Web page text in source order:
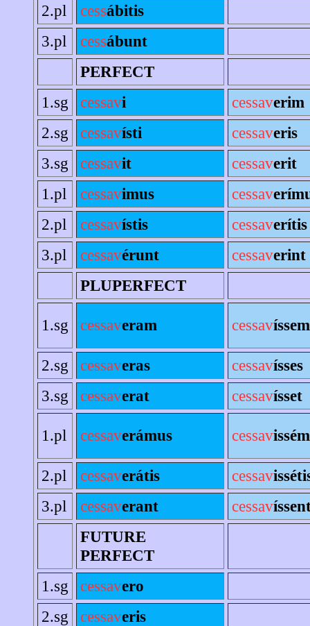
2.pl
cessábitis
3.pl
cessábunt
PERFECT
1.sg
cessavi cessaverim
2.sg
cessavísti cessaveris
3.sg
cessavit cessaverit
1.pl
cessavimus cessav
2.pl
cessavístis cessaverítis
3.pl
cessavérunt cessaverint
PLUPERFECT
1.sg cessaveram cessavíssem
2.sg cessaveras cessavísses
3.sg
cessaverat cessavísset
1.pl cessaverámus cessav
2.pl cessaverátis cessav
3.pl
cessaverant cessav
FUTURE
PERFECT
1.sg
cessavero
2.sg
cessaveris